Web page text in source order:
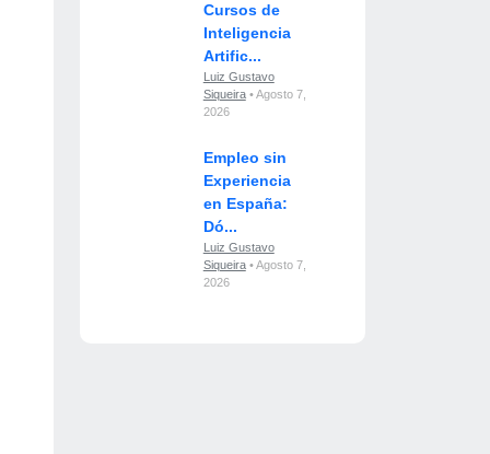
Cursos de
Inteligencia
Artific...
Luiz Gustavo
Siqueira• Agosto 7,
2026
Empleo sin
Experiencia
en España:
Dó...
Luiz Gustavo
Siqueira• Agosto 7,
2026